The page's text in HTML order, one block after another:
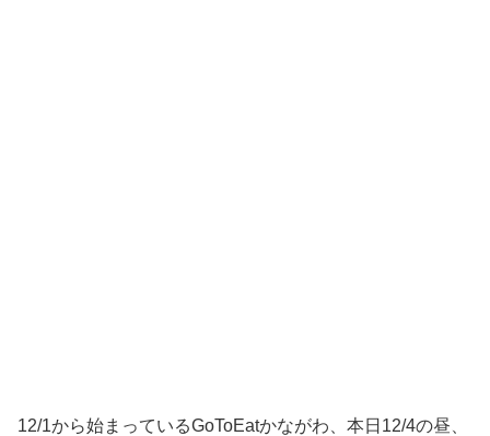
12/1から始まっているGoToEatかながわ、本日12/4の昼、